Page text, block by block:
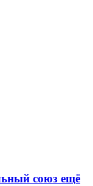
союз ещё